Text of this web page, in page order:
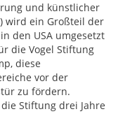
und künstlicher
wird ein Großteil der
den USA umgesetzt
die Vogel Stiftung
diese
vor der
zu fördern.
Stiftung drei Jahre